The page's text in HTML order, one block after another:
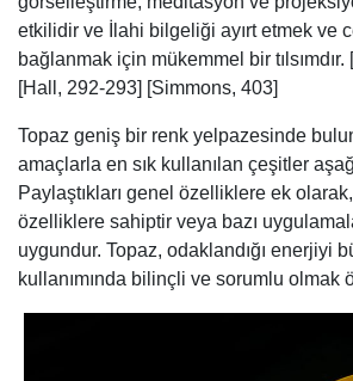
etkilidir ve İlahi bilgeliği ayırt etmek ve
bağlanmak için mükemmel bir
[Hall, 292-293] [Simmons, 403]
Topaz geniş bir renk yelpazesinde
amaçlarla en sık kullanılan çeşitler
Paylaştıkları genel özelliklere ek olarak,
özelliklere sahiptir veya bazı
uygundur. Topaz, odaklandığı enerjiyi
kullanımında bilinçli ve sorumlu olmak